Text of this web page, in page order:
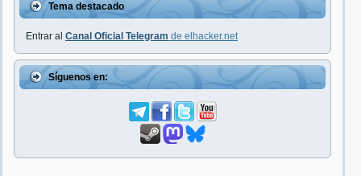
Tema destacado
Entrar al Canal Oficial Telegram de elhacker.net
Síguenos en: